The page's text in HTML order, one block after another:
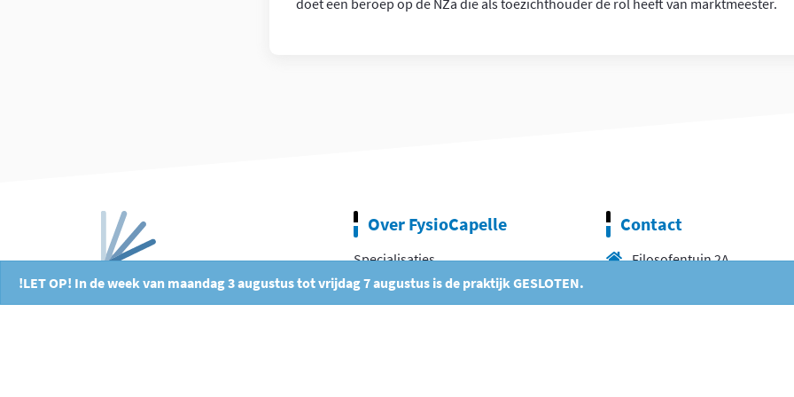
!LET OP! In de week van maandag 3 augustus tot vrijdag 7 augustus is de praktijk GESLOTEN.
doet een beroep op de NZa die als toezichthouder de rol heeft van marktmeester.
Over FysioCapelle
Specialisaties
Consult op afstand
Contact
Filosofentuin 2A